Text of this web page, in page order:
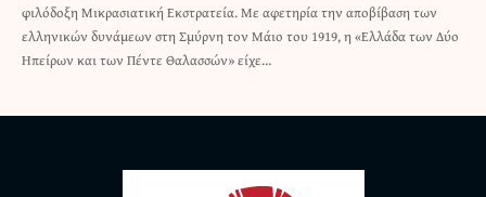
φιλόδοξη Μικρασιατική Εκστρατεία. Με αφετηρία την αποβίβαση των
ελληνικών δυνάμεων στη Σμύρνη τον Μάιο του 1919, η «Ελλάδα των Δύο
Ηπείρων και των Πέντε Θαλασσών» είχε…